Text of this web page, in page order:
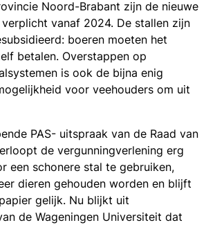
Noord-Brabant zijn de nieuwe
vanaf 2024. De stallen zijn
boeren moeten het
betalen. Overstappen op
is ook de bijna enig
voor veehouders om uit
PAS- uitspraak van de Raad van
de vergunningverlening erg
een schonere stal te gebruiken,
dieren gehouden worden en blijft
gelijk. Nu blijkt uit
de Wageningen Universiteit dat